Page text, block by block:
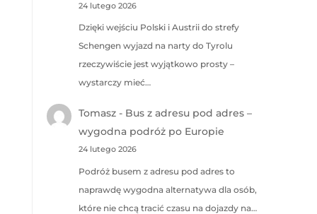
24 lutego 2026
Dzięki wejściu Polski i Austrii do strefy
Schengen wyjazd na narty do Tyrolu
rzeczywiście jest wyjątkowo prosty –
wystarczy mieć…
Tomasz - Bus z adresu pod adres –
wygodna podróż po Europie
24 lutego 2026
Podróż busem z adresu pod adres to
naprawdę wygodna alternatywa dla osób,
które nie chcą tracić czasu na dojazdy na…